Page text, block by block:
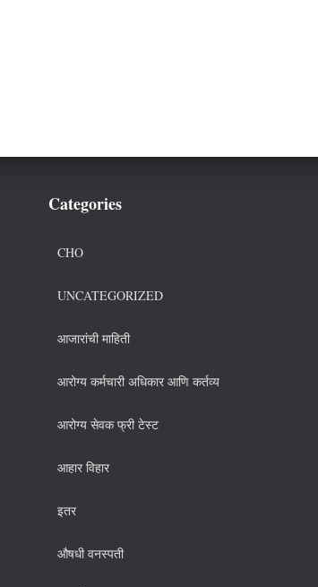
Categories
CHO
UNCATEGORIZED
आजारांची माहिती
आरोग्य कर्मचारी अधिकार आणि कर्तव्य
आरोग्य सेवक फ्री टेस्ट
आहार विहार
इतर
औषधी वनस्पती